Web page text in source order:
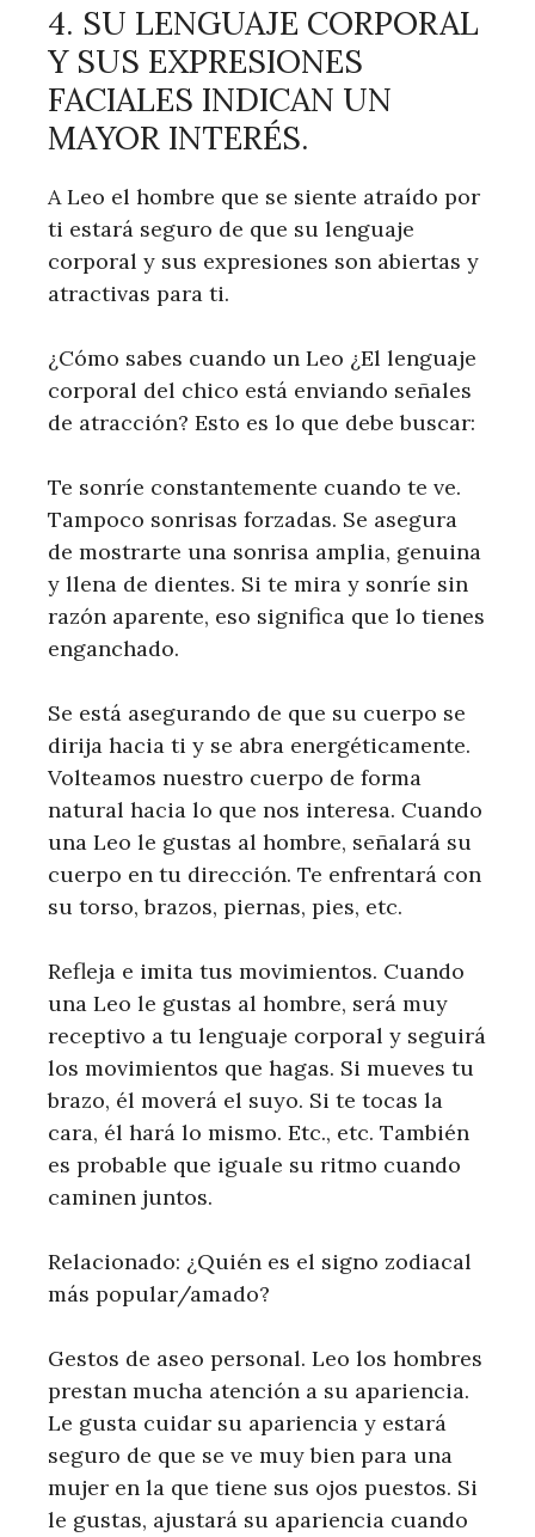
4. SU LENGUAJE CORPORAL
Y SUS EXPRESIONES
FACIALES INDICAN UN
MAYOR INTERÉS.
A Leo el hombre que se siente atraído por
ti estará seguro de que su lenguaje
corporal y sus expresiones son abiertas y
atractivas para ti.
¿Cómo sabes cuando un Leo ¿El lenguaje
corporal del chico está enviando señales
de atracción? Esto es lo que debe buscar:
Te sonríe constantemente cuando te ve.
Tampoco sonrisas forzadas. Se asegura
de mostrarte una sonrisa amplia, genuina
y llena de dientes. Si te mira y sonríe sin
razón aparente, eso significa que lo tienes
enganchado.
Se está asegurando de que su cuerpo se
dirija hacia ti y se abra energéticamente.
Volteamos nuestro cuerpo de forma
natural hacia lo que nos interesa. Cuando
una Leo le gustas al hombre, señalará su
cuerpo en tu dirección. Te enfrentará con
su torso, brazos, piernas, pies, etc.
Refleja e imita tus movimientos. Cuando
una Leo le gustas al hombre, será muy
receptivo a tu lenguaje corporal y seguirá
los movimientos que hagas. Si mueves tu
brazo, él moverá el suyo. Si te tocas la
cara, él hará lo mismo. Etc., etc. También
es probable que iguale su ritmo cuando
caminen juntos.
Relacionado: ¿Quién es el signo zodiacal
más popular/amado?
Gestos de aseo personal. Leo los hombres
prestan mucha atención a su apariencia.
Le gusta cuidar su apariencia y estará
seguro de que se ve muy bien para una
mujer en la que tiene sus ojos puestos. Si
le gustas, ajustará su apariencia cuando